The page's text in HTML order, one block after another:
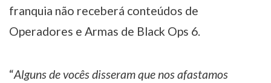
franquia não receberá conteúdos de
Operadores e Armas de Black Ops 6.
“Alguns de vocês disseram que nos afastamos